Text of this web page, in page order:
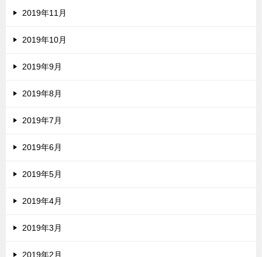
2019年11月
2019年10月
2019年9月
2019年8月
2019年7月
2019年6月
2019年5月
2019年4月
2019年3月
2019年2月